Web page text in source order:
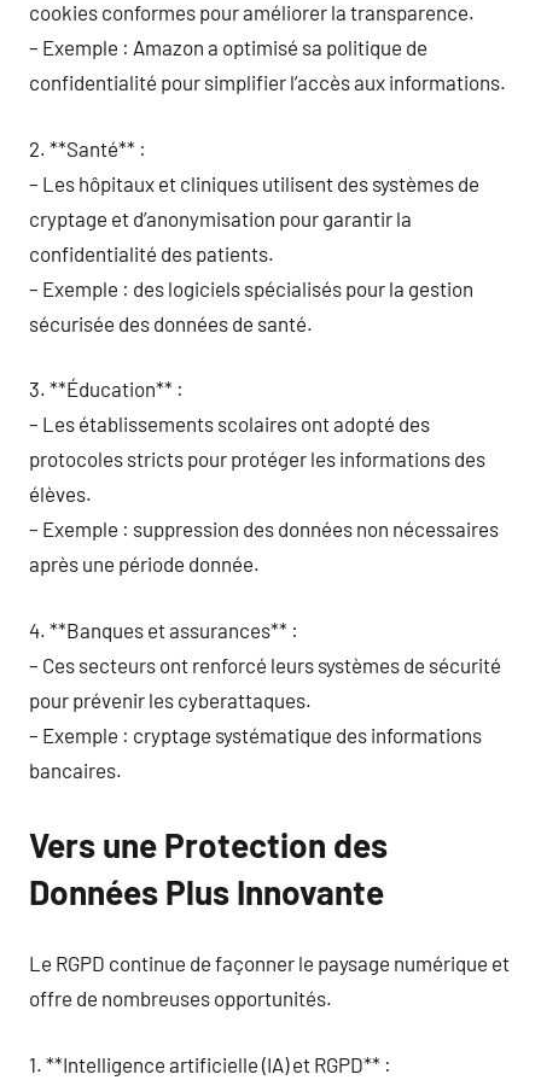
cookies conformes pour améliorer la transparence.
– Exemple : Amazon a optimisé sa politique de
confidentialité pour simplifier l’accès aux informations.
2. **Santé** :
– Les hôpitaux et cliniques utilisent des systèmes de
cryptage et d’anonymisation pour garantir la
confidentialité des patients.
– Exemple : des logiciels spécialisés pour la gestion
sécurisée des données de santé.
3. **Éducation** :
– Les établissements scolaires ont adopté des
protocoles stricts pour protéger les informations des
élèves.
– Exemple : suppression des données non nécessaires
après une période donnée.
4. **Banques et assurances** :
– Ces secteurs ont renforcé leurs systèmes de sécurité
pour prévenir les cyberattaques.
– Exemple : cryptage systématique des informations
bancaires.
Vers une Protection des
Données Plus Innovante
Le RGPD continue de façonner le paysage numérique et
offre de nombreuses opportunités.
1. **Intelligence artificielle (IA) et RGPD** :